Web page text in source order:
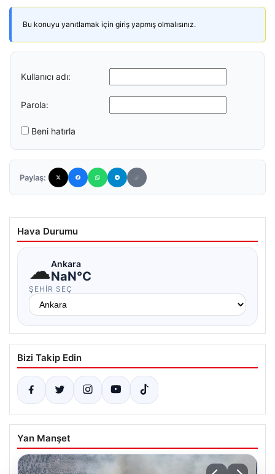
Bu konuyu yanıtlamak için giriş yapmış olmalısınız.
Kullanıcı adı:
Parola:
Beni hatırla
Paylaş:
Hava Durumu
☁Ankara
NaN°C
ŞEHIR SEÇ
Bizi Takip Edin
Yan Manşet